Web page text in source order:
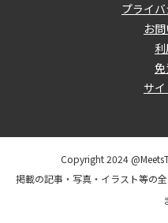
プライ
お
サ
Copyright 2024
掲載の記事・写真・イラスト等の